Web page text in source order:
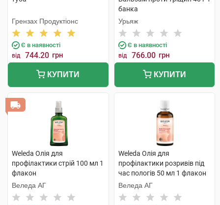
Грензах Продуктіонс
Є в наявності
від 744.20 грн
КУПИТИ
банка
Урьяж
Є в наявності
від 766.00 грн
КУПИТИ
Weleda Олія для
профілактики стрій 100 мл 1
флакон
Веледа АГ
Weleda Олія для
профілактики розривів під
час пологів 50 мл 1 флакон
Веледа АГ